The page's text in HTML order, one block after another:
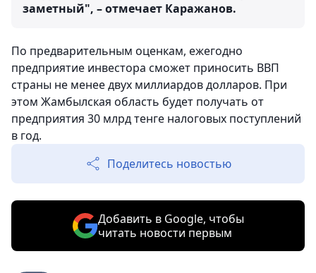
заметный", – отмечает Каражанов.
По предварительным оценкам, ежегодно
предприятие инвестора сможет приносить ВВП
страны не менее двух миллиардов долларов. При
этом Жамбылская область будет получать от
предприятия 30 млрд тенге налоговых поступлений
в год.
Поделитесь новостью
Добавить в Google, чтобы
читать новости первым